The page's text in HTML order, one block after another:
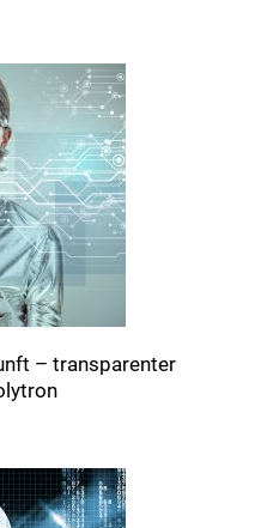
– transparenter